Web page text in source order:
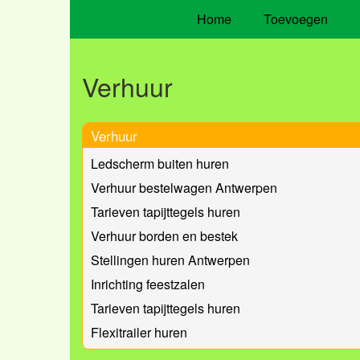
Home Toevoegen
Verhuur
Verhuur
Ledscherm buiten huren
Verhuur bestelwagen Antwerpen
Tarieven tapijttegels huren
Verhuur borden en bestek
Stellingen huren Antwerpen
Inrichting feestzalen
Tarieven tapijttegels huren
Flexitrailer huren